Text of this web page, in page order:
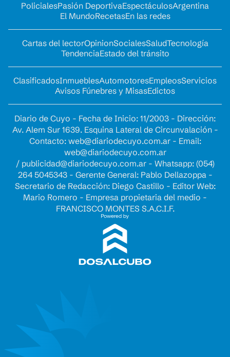
PolicialesPasión DeportivaEspectáculosArgentina
El MundoRecetasEn las redes
Cartas del lectorOpinionSocialesSaludTecnología
TendenciaEstado del tránsito
ClasificadosInmueblesAutomotoresEmpleosServicios
Avisos Fúnebres y MisasEdictos
Diario de Cuyo - Fecha de Inicio: 11/2003 - Dirección:
Av. Alem Sur 1639. Esquina Lateral de Circunvalación -
Contacto: web@diariodecuyo.com.ar- Email:
web@diariodecuyo.com.ar
/ publicidad@diariodecuyo.com.ar- Whatsapp: (054)
264 5045343 - Gerente General: Pablo Dellazoppa -
Secretario de Redacción: Diego Castillo - Editor Web:
Mario Romero - Empresa propietaria del medio -
FRANCISCO MONTES S.A.C.I.F.